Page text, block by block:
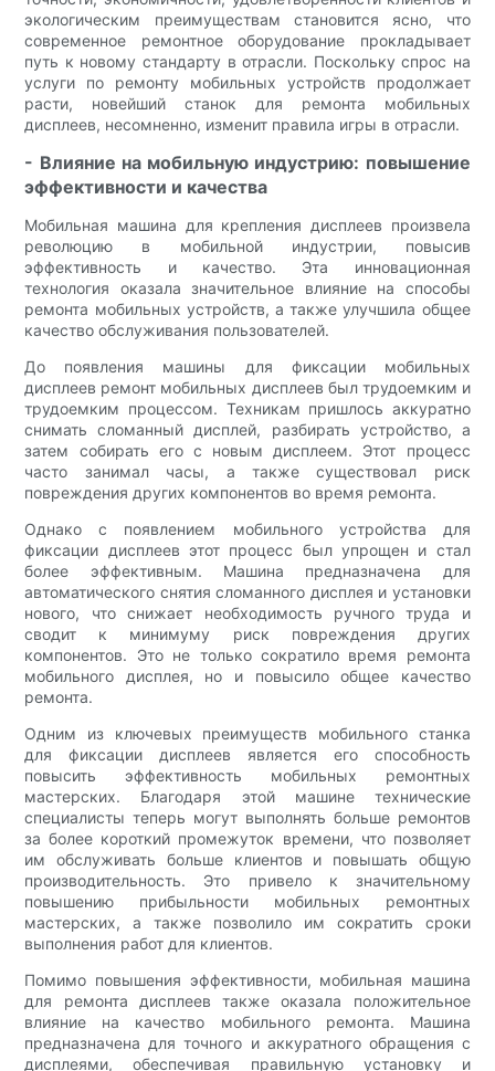
экологическим преимуществам становится ясно, что
современное ремонтное оборудование прокладывает
путь к новому стандарту в отрасли. Поскольку спрос на
услуги по ремонту мобильных устройств продолжает
расти, новейший станок для ремонта мобильных
дисплеев, несомненно, изменит правила игры в отрасли.
- Влияние на мобильную индустрию: повышение
эффективности и качества
Мобильная машина для крепления дисплеев произвела
революцию в мобильной индустрии, повысив
эффективность и качество. Эта инновационная
технология оказала значительное влияние на способы
ремонта мобильных устройств, а также улучшила общее
качество обслуживания пользователей.
До появления машины для фиксации мобильных
дисплеев ремонт мобильных дисплеев был трудоемким и
трудоемким процессом. Техникам пришлось аккуратно
снимать сломанный дисплей, разбирать устройство, а
затем собирать его с новым дисплеем. Этот процесс
часто занимал часы, а также существовал риск
повреждения других компонентов во время ремонта.
Однако с появлением мобильного устройства для
фиксации дисплеев этот процесс был упрощен и стал
более эффективным. Машина предназначена для
автоматического снятия сломанного дисплея и установки
нового, что снижает необходимость ручного труда и
сводит к минимуму риск повреждения других
компонентов. Это не только сократило время ремонта
мобильного дисплея, но и повысило общее качество
ремонта.
Одним из ключевых преимуществ мобильного станка
для фиксации дисплеев является его способность
повысить эффективность мобильных ремонтных
мастерских. Благодаря этой машине технические
специалисты теперь могут выполнять больше ремонтов
за более короткий промежуток времени, что позволяет
им обслуживать больше клиентов и повышать общую
производительность. Это привело к значительному
повышению прибыльности мобильных ремонтных
мастерских, а также позволило им сократить сроки
выполнения работ для клиентов.
Помимо повышения эффективности, мобильная машина
для ремонта дисплеев также оказала положительное
влияние на качество мобильного ремонта. Машина
предназначена для точного и аккуратного обращения с
дисплеями, обеспечивая правильную установку и